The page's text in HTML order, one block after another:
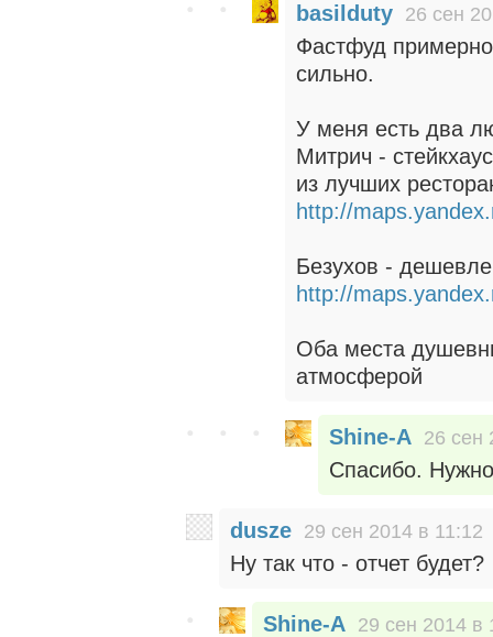
basilduty 26 сен
Фастфуд
сильно.
У меня есть два
Митрич -
из лучших
http://
Безухов -
http://
Оба места
атмосферой
Shine-A 26 сен
Спасибо. Нужно
dusze 29 сен 2014 в 11:12
Ну так что - отчет будет?
Shine-A 29 сен 2014 в